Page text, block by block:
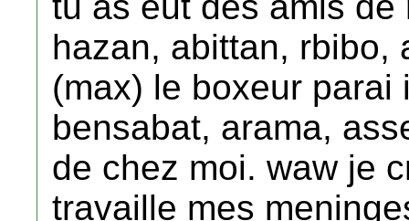
hazan, abittan, rbibo,
(max) le boxeur parai
bensabat, arama,
de chez moi. waw je
travaille mes